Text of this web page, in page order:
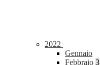
2022
Gennaio
Febbraio 3